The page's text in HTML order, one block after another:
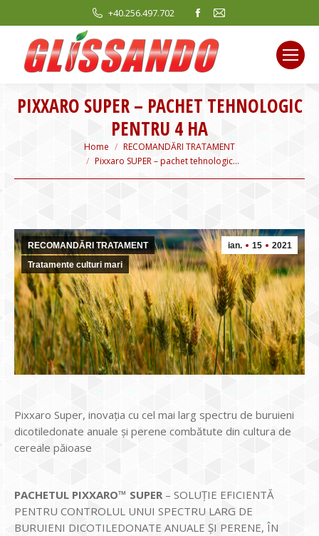
+40.256.497.702
Facebook
opens
in
new
window
Mail
new
window
PIXXARO SUPER – PACHET TEHNOLOGIC
PENTRU 4 HA
Home
RECOMANDĂRI TRATAMENT
Pixxaro SUPER – pachet tehnologic…
ian. 15 2021
RECOMANDĂRI TRATAMENT
Tratamente culturi mari
Pixxaro Super, inovația cu cel mai larg spectru de buruieni
dicotiledonate anuale și perene combătute din cultura de
cereale păioase
PACHETUL PIXXARO™ SUPER – SOLUȚIE EFICIENTĂ
PENTRU CONTROLUL UNUI SPECTRU LARG DE
BURUIENI DICOTILEDONATE ANUALE ȘI PERENE, ÎN